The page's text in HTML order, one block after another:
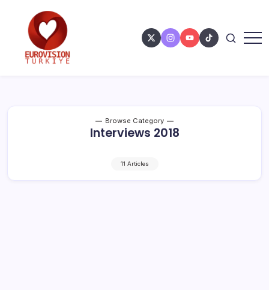
Browse Category
Interviews 2018
11 Articles